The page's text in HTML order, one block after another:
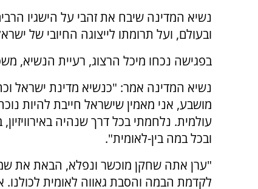
נשיא המדינה שיבח את זהבי על הישגיו
ובעולם, ועל תרומתו לייצוגה החיובי של
בפגישה נכחו מיכל הרצוג, רעיית הנשיא,
נשיא המדינה אמר: "כנשיא מדינת ישראל
מושבע, אני מאמין שישראל חייבת להיות
עולמית. נלחמתי בכל דרך שנהיה
ובכל במה בין-לאומית".
"ערן אתה שחקן מוכשר ונפלא, הבאת את
לקדמת הבמה והסבת גאווה לאומית לכולנו.